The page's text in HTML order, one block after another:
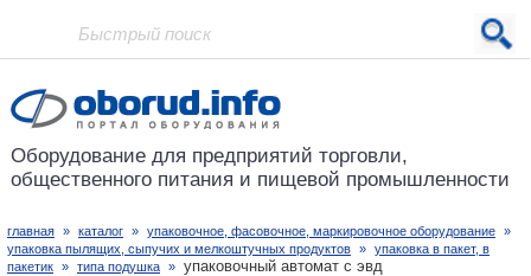
Проект основан в 2001 году
Оборудование для предприятий торговли,
общественного питания и пищевой промышленности
главная » каталог » упаковочное, фасовочное, маркировочное оборудование »
упаковка пылящих, сыпучих и мелкоштучных продуктов » упаковка в пакет, в
пакетик » типа подушка » упаковочный автомат с эвд